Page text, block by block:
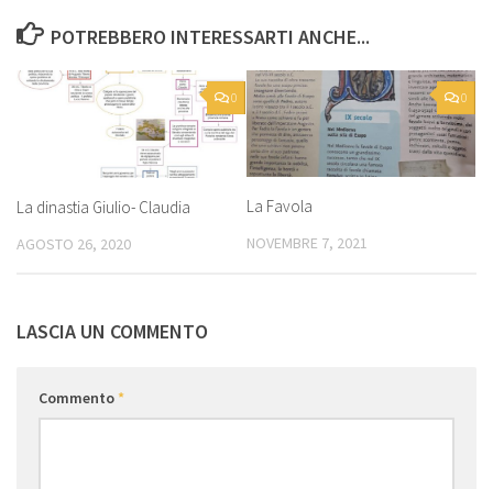
POTREBBERO INTERESSARTI ANCHE...
0
La dinastia Giulio- Claudia
AGOSTO 26, 2020
0
La Favola
NOVEMBRE 7, 2021
LASCIA UN COMMENTO
Commento*